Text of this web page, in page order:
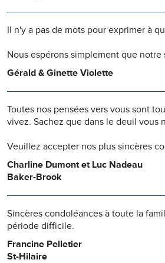
Il n'y a pas de mots pour exprimer à
Nous espérons simplement que
Gérald & Ginette Violette
Toutes nos pensées vers vous sont
vivez. Sachez que dans le deuil vous
Veuillez accepter nos plus sincères
Charline Dumont et Luc Nadeau
Baker-Brook
Sincères condoléances à toute la
période difficile.
Francine Pelletier
St-Hilaire